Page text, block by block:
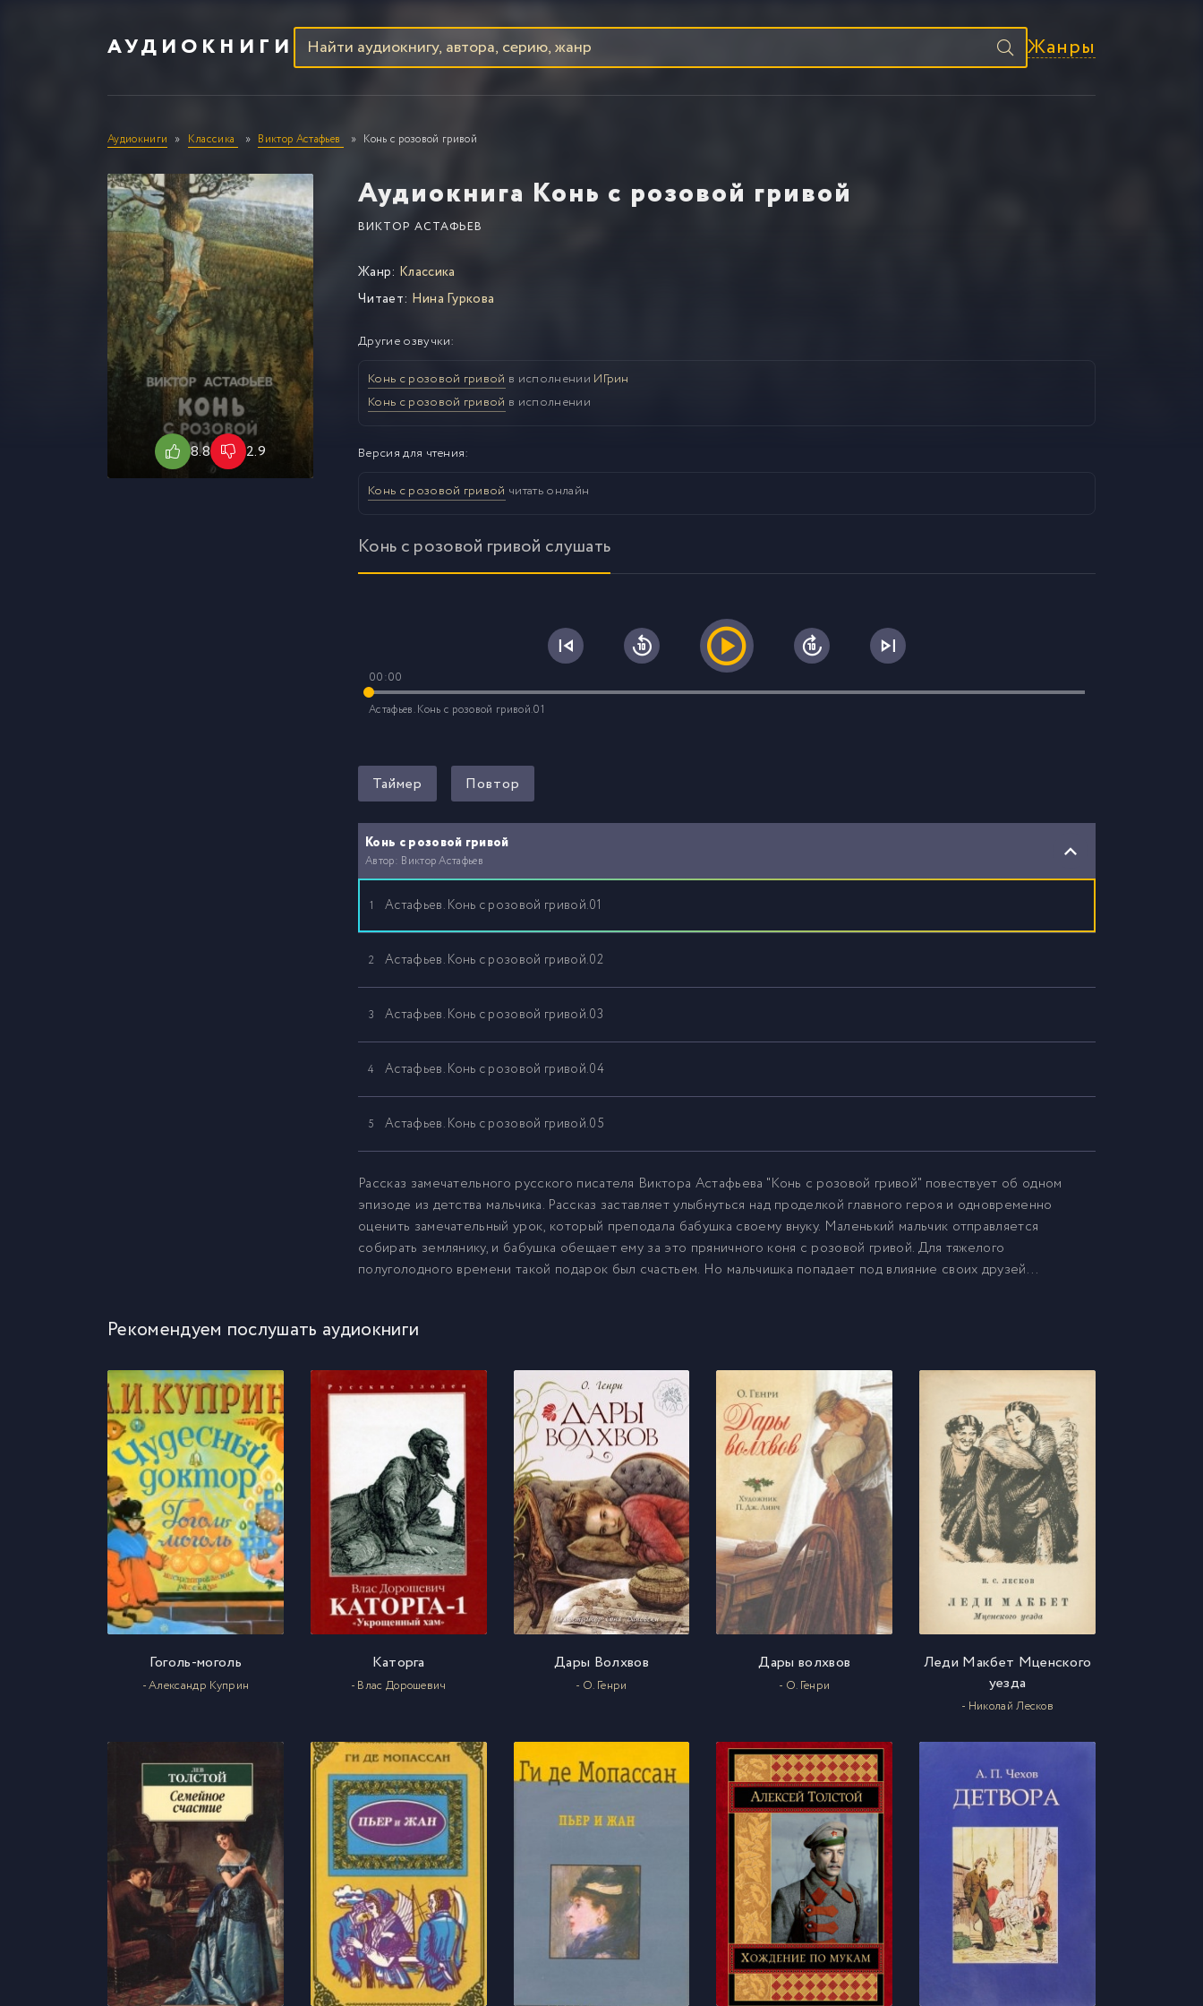
АУДИОКНИГИ Жанры
Аудиокниги Классика Виктор Астафьев Конь с розовой гривой
Аудиокнига Конь с розовой гривой
ВИКТОР АСТАФЬЕВ
8.8 2.9
Жанр: Классика
Читает: Нина Гуркова
Другие озвучки:
Конь с розовой гривой в исполнении ИГрин
Конь с розовой гривой в исполнении
Версия для чтения:
Конь с розовой гривой читать онлайн
Конь с розовой гривой слушать
00:00
Астафьев. Конь с розовой гривой.01
Таймер Повтор
Конь с розовой гривой
Автор: Виктор Астафьев
1 Астафьев. Конь с розовой гривой.01
2 Астафьев. Конь с розовой гривой.02
3 Астафьев. Конь с розовой гривой.03
4 Астафьев. Конь с розовой гривой.04
5 Астафьев. Конь с розовой гривой.05
Рассказ замечательного русского писателя Виктора Астафьева "Конь с розовой гривой" повествует об одном
эпизоде из детства мальчика. Рассказ заставляет улыбнуться над проделкой главного героя и одновременно
оценить замечательный урок, который преподала бабушка своему внуку. Маленький мальчик отправляется
собирать землянику, и бабушка обещает ему за это пряничного коня с розовой гривой. Для тяжелого
полуголодного времени такой подарок был счастьем. Но мальчишка попадает под влияние своих друзей...
Рекомендуем послушать аудиокниги
Гоголь-моголь
- Александр Куприн
Каторга
- Влас Дорошевич
Дары Волхвов
- О. Генри
Дары волхвов
- О. Генри
Леди Макбет Мценского
уезда
- Николай Лесков